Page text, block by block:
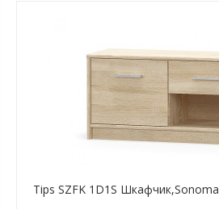
Tips SZFK 1D1S Шкафчик,Sonoma